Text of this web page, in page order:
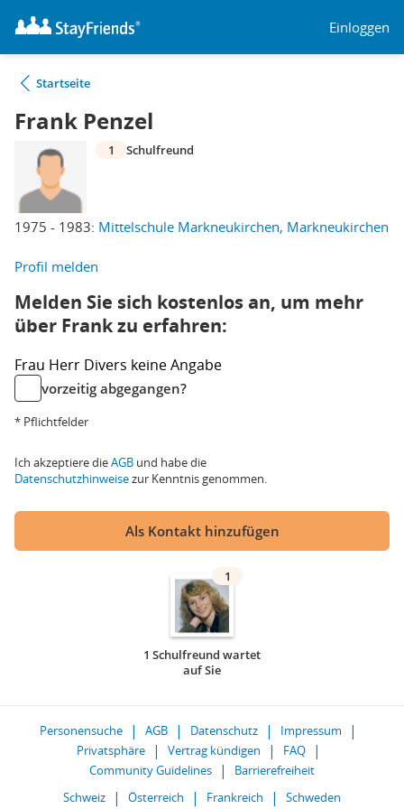
Einloggen
Startseite
Frank Penzel
1975 - 1983: Mittelschule Markneukirchen, Markneukirchen
1 Schulfreund
Profil melden
Melden Sie sich kostenlos an, um mehr
über Frank zu erfahren:
Frau Herr Divers keine Angabe
vorzeitig abgegangen?
* Pflichtfelder
Ich akzeptiere dieAGB und habe die
Datenschutzhinweisezur Kenntnis genommen.
Als Kontakt hinzufügen
1
1 Schulfreund wartet
auf Sie
Personensuche AGB Datenschutz
Impressum
Privatsphäre
Vertrag kündigen
FAQ
Community Guidelines
Barrierefreiheit
Schweiz
Österreich Frankreich Schweden